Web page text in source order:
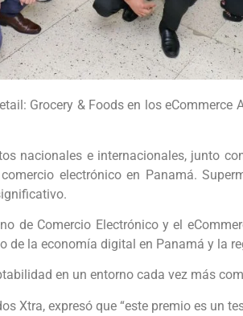
Grocery & Foods en los eCommerce
nacionales e internacionales, junto
electrónico en Panamá.
de Comercio Electrónico y el
de la economía digital en Panamá y la
en un entorno cada vez más
Xtra, expresó que “este premio es un